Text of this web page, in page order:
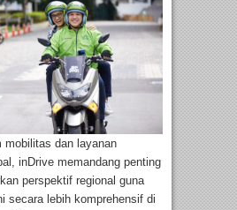
mobilitas dan layanan
inDrive memandang penting
perspektif regional guna
secara lebih komprehensif di